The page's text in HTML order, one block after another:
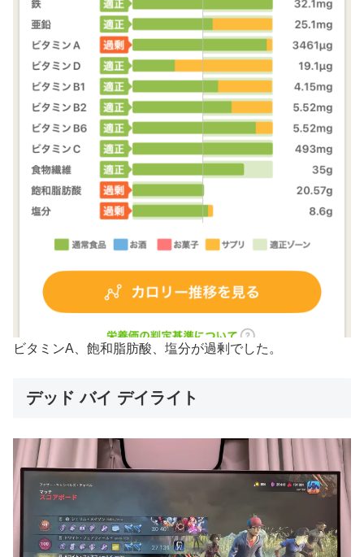
ビタミンA、飽和脂肪酸、塩分が過剰でした。
デッド バイ デイライト